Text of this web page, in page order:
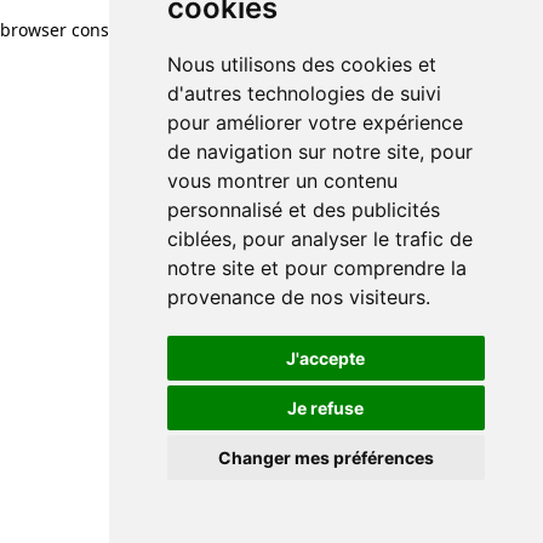
cookies
Nous utilisons des cookies et
d'autres technologies de suivi
pour améliorer votre expérience
de navigation sur notre site, pour
vous montrer un contenu
personnalisé et des publicités
ciblées, pour analyser le trafic de
notre site et pour comprendre la
provenance de nos visiteurs.
J'accepte
Je refuse
Changer mes préférences
browser console for more information)